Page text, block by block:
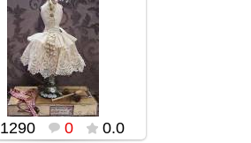
02.02.2016
popularsge
1290 0 0.0